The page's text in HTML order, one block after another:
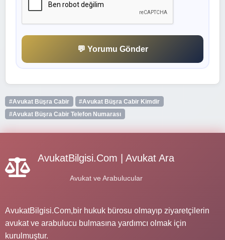
💬 Yorumu Gönder
#Avukat Büşra Cabir
#Avukat Büşra Cabir Kimdir
#Avukat Büşra Cabir Telefon Numarası
AvukatBilgisi.Com | Avukat Ara
Avukat ve Arabulucular
AvukatBilgisi.Com,bir hukuk bürosu olmayıp ziyaretçilerin
avukat ve arabulucu bulmasına yardımcı olmak için
kurulmuştur.